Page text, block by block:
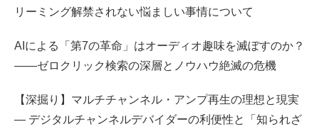
リーミング解禁されない悩ましい事情について
AIによる「第7の革命」はオーディオ趣味を滅ぼすのか？
――ゼロクリック検索の深層とノウハウ絶滅の危機
【深掘り】マルチチャンネル・アンプ再生の理想と現実
— デジタルチャンネルデバイダーの利便性と「知られざ